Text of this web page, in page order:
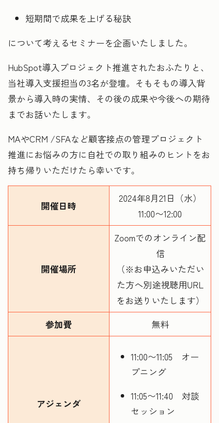
短期間で成果を上げる秘訣
について考えるセミナーを企画いたしました。
HubSpot導入プロジェクト推進されたおふたりと、
当社導入支援担当の3名が登壇。そもそもの導入背
景から導入時の実情、その後の成果や今後への期待
までお話いたします。
MAやCRM /SFAなど顧客接点の管理プロジェクト
推進にお悩みの方に自社での取り組みのヒントをお
持ち帰りいただけたら幸いです。
開催日時
2024年8月21日（水）
11:00〜12:00
開催場所
Zoomでのオンライン配
信
（※お申込みいただい
た方へ別途視聴用URL
をお送りいたします）
参加費
無料
アジェンダ
11:00〜11:05 オー
プニング
11:05〜11:40 対談
セッション